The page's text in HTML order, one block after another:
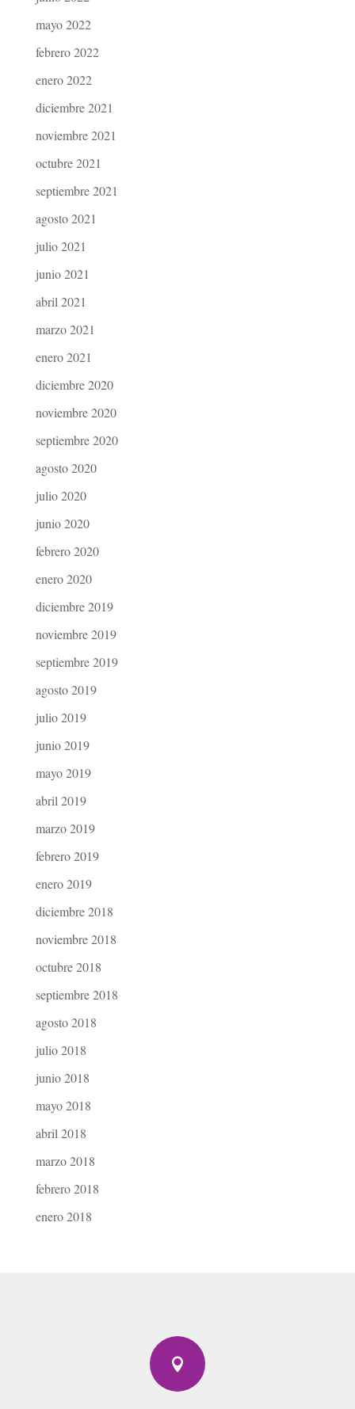
mayo 2022
febrero 2022
enero 2022
diciembre 2021
noviembre 2021
octubre 2021
septiembre 2021
agosto 2021
julio 2021
junio 2021
abril 2021
marzo 2021
enero 2021
diciembre 2020
noviembre 2020
septiembre 2020
agosto 2020
julio 2020
junio 2020
febrero 2020
enero 2020
diciembre 2019
noviembre 2019
septiembre 2019
agosto 2019
julio 2019
junio 2019
mayo 2019
abril 2019
marzo 2019
febrero 2019
enero 2019
diciembre 2018
noviembre 2018
octubre 2018
septiembre 2018
agosto 2018
julio 2018
junio 2018
mayo 2018
abril 2018
marzo 2018
febrero 2018
enero 2018
